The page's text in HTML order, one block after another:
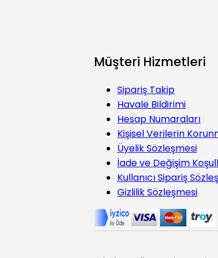
Müşteri Hizmetleri
Sipariş Takip
Havale Bildirimi
Hesap Numaraları
Kişisel Verilerin
Üyelik Sözleşmesi
İade ve Değişim
Kullanıcı Sipariş
Gizlilik Sözleşmesi